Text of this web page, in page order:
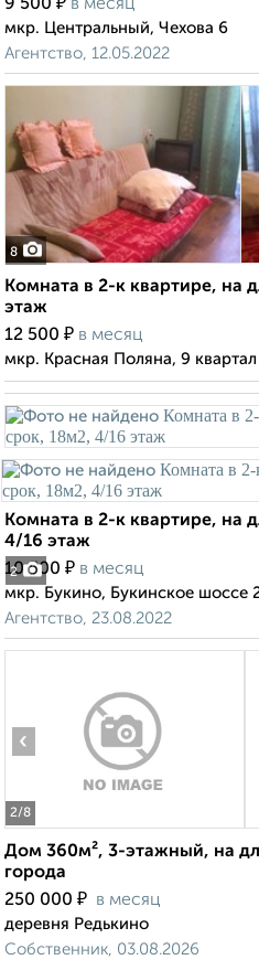
9 500
в месяц
мкр. Центральный, Чехова 6
Агентство, 12.05.2022
8
Комната в 2-к квартире, на
этаж
12 500 ₽ в месяц
мкр. Красная Поляна, 9 квартал
2
Комната в 2-к квартире, на
4/16 этаж
10 500 ₽ в месяц
мкр. Букино, Букинское шоссе
Агентство, 23.08.2022
2/8
‹
Дом 360м², 3-этажный, на
города
250 000 ₽ в месяц
деревня Редькино
Собственник, 03.08.2026